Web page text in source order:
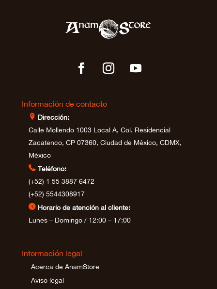
Información de contacto
⊩ Dirección:
Calle Mollendo 1003 Local A, Col. Residencial
Zacatenco, CP 07360, Ciudad de México, CDMX,
México
 Teléfono:
(+52) 1 55 3887 6472
(+52) 5544308917
⊲ Horario de atención al cliente:
Lunes – Domingo / 12:00 – 17:00
Información legal
Acerca de AnamStore
Aviso legal